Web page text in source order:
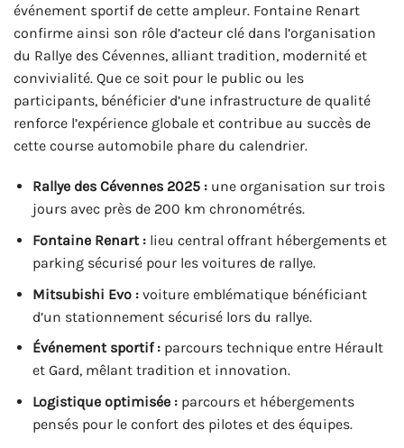
événement sportif de cette ampleur. Fontaine Renart
confirme ainsi son rôle d’acteur clé dans l’organisation
du Rallye des Cévennes, alliant tradition, modernité et
convivialité. Que ce soit pour le public ou les
participants, bénéficier d’une infrastructure de qualité
renforce l’expérience globale et contribue au succès de
cette course automobile phare du calendrier.
Rallye des Cévennes 2025 :une organisation sur trois
jours avec près de 200 km chronométrés.
Fontaine Renart :lieu central offrant hébergements et
parking sécurisé pour les voitures de rallye.
Mitsubishi Evo :voiture emblématique bénéficiant
d’un stationnement sécurisé lors du rallye.
Événement sportif :parcours technique entre Hérault
et Gard, mêlant tradition et innovation.
Logistique optimisée :parcours et hébergements
pensés pour le confort des pilotes et des équipes.